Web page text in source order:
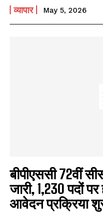
व्यापार May 5, 2026
बीपीएससी 72वीं
जारी, 1,230 पदों
आवेदन प्रक्रिया